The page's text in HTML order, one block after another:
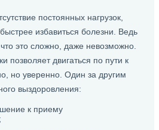
постоянных нагрузок,
избавиться болезни. Ведь
это сложно, даже невозможно.
позволяет двигаться по пути к
но уверенно. Один за другим
выздоровления:
к приему